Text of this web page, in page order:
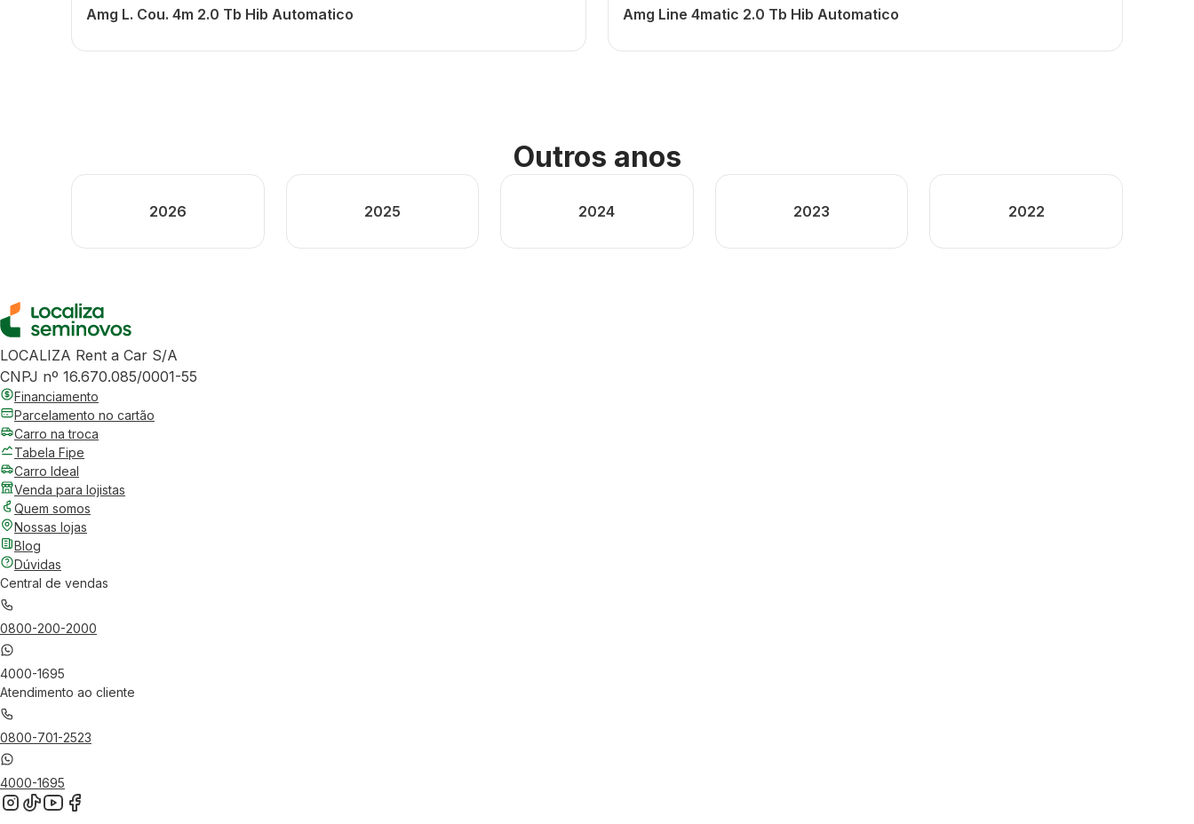
Amg L. Cou. 4m 2.0 Tb Hib Automatico Amg Line 4matic 2.0 Tb Hib Automatico
Outros anos
2026 2025 2024 2023 2022
LOCALIZA Rent a Car S/A
CNPJ nº 16.670.085/0001-55
Financiamento
Parcelamento no cartão
Carro na troca
Tabela Fipe
Carro Ideal
Venda para lojistas
Quem somos
Nossas lojas
Blog
Dúvidas
Central de vendas
0800-200-2000
4000-1695
Atendimento ao cliente
0800-701-2523
4000-1695